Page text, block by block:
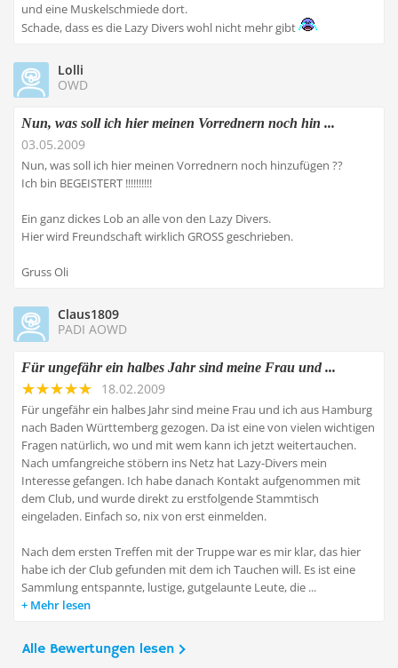
und eine Muskelschmiede dort.
Schade, dass es die Lazy Divers wohl nicht mehr gibt
Lolli
OWD
Nun, was soll ich hier meinen Vorrednern noch hin ...
03.05.2009
Nun, was soll ich hier meinen Vorrednern noch hinzufügen ??
Ich bin BEGEISTERT !!!!!!!!!!
Ein ganz dickes Lob an alle von den Lazy Divers.
Hier wird Freundschaft wirklich GROSS geschrieben.
Gruss Oli
Claus1809
PADI AOWD
Für ungefähr ein halbes Jahr sind meine Frau und ...
18.02.2009
Für ungefähr ein halbes Jahr sind meine Frau und ich aus Hamburg
nach Baden Württemberg gezogen. Da ist eine von vielen wichtigen
Fragen natürlich, wo und mit wem kann ich jetzt weitertauchen.
Nach umfangreiche stöbern ins Netz hat Lazy-Divers mein
Interesse gefangen. Ich habe danach Kontakt aufgenommen mit
dem Club, und wurde direkt zu erstfolgende Stammtisch
eingeladen. Einfach so, nix von erst einmelden.
Nach dem ersten Treffen mit der Truppe war es mir klar, das hier
habe ich der Club gefunden mit dem ich Tauchen will. Es ist eine
Sammlung entspannte, lustige, gutgelaunte Leute, die ...
Mehr lesen
Alle Bewertungen lesen